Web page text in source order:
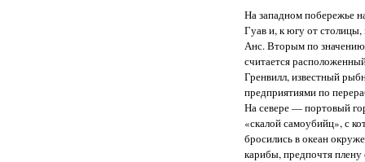
На западном побережье
Гуав и, к югу от
Анс. Вторым по
считается
Гренвилл, известный
предприятиями по
На севере — портовый
«скалой самоубийц», с
бросились в океан
карибы, предпочтя плену